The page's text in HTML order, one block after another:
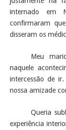
internado em
confirmaram
disseram os
Meu
naquele
intercessão de
nossa amizade
Queria
experiência